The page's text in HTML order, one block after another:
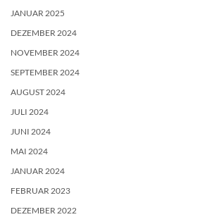
JANUAR 2025
DEZEMBER 2024
NOVEMBER 2024
SEPTEMBER 2024
AUGUST 2024
JULI 2024
JUNI 2024
MAI 2024
JANUAR 2024
FEBRUAR 2023
DEZEMBER 2022